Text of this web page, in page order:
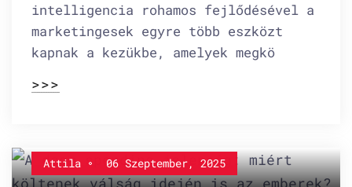
intelligencia rohamos fejlődésével a
marketingesek egyre több eszközt
kapnak a kezükbe, amelyek megkö
>>>
Attila 06 Szeptember, 2025